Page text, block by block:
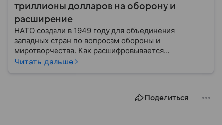
триллионы долларов на оборону и
расширение
НАТО создали в 1949 году для объединения
западных стран по вопросам обороны и
миротворчества. Как расшифровывается
аббревиатура, для чего задумывали группировку и к
Читать дальше
Поделиться